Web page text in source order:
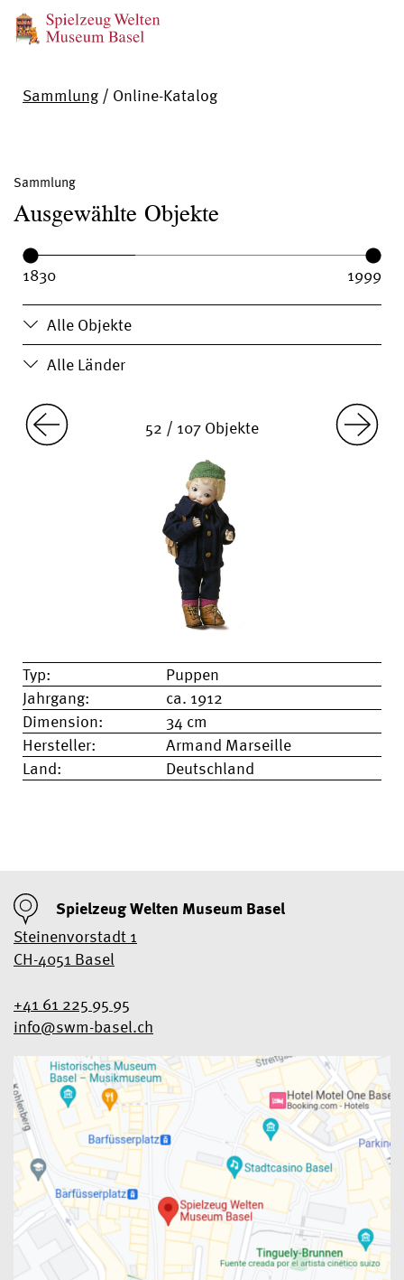
Sammlung / Online-Katalog
Sammlung
Ausgewählte Objekte
Alle Objekte
Alle Länder
Year range:
Year from:
Year until:
Typ:
Puppen
Jahrgang:
ca. 1912
Dimension:
34 cm
Hersteller:
Armand Marseille
Land:
Deutschland
52 / 107 Objekte
Spielzeug Welten Museum Basel
Steinenvorstadt 1
CH-4051 Basel
+41 61 225 95 95
info@swm-basel.ch